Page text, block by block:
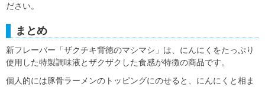
ださい。
まとめ
新フレーバー「ザクチキ背徳のマシマシ」は、にんにくをたっぷり
使用した特製調味液とザクザクした食感が特徴の商品です。
個人的には豚骨ラーメンのトッピングにのせると、にんにくと相ま